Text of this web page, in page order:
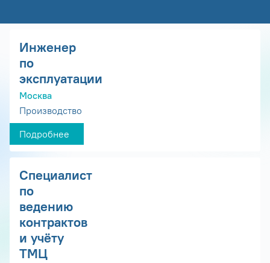
Инженер
по
эксплуатации
Москва
Производство
Подробнее
Специалист
по
ведению
контрактов
и учёту
ТМЦ